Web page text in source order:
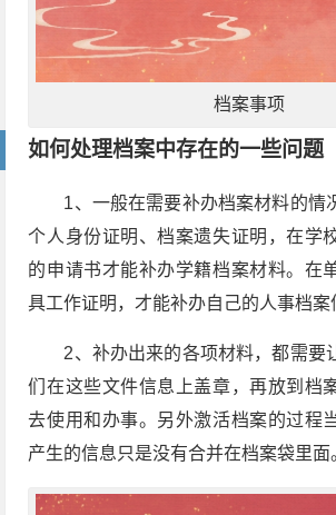
档案事项
如何处理档案中存在的一些问题
1、一般在需要补办档案材料的情
个人身份证明、档案遗失证明，在学
的申请书才能补办学籍档案材料。在
具工作证明，才能补办自己的人事档案
2、补办出来的各项材料，都需要
们在这些文件信息上盖章，再放到档
去使用和办事。另外激活档案的过程
产生的信息只是没有合并在档案袋里面